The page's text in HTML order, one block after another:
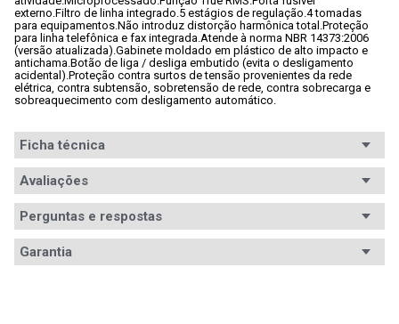
externo.Filtro de linha integrado.5 estágios de regulação.4 tomadas
para equipamentos.Não introduz distorção harmônica total.Proteção
para linha telefônica e fax integrada.Atende à norma NBR 14373:2006
(versão atualizada).Gabinete moldado em plástico de alto impacto e
antichama.Botão de liga / desliga embutido (evita o desligamento
acidental).Proteção contra surtos de tensão provenientes da rede
elétrica, contra subtensão, sobretensão de rede, contra sobrecarga e
sobreaquecimento com desligamento automático.
Ficha técnica
Avaliações
Avaliações
Perguntas e respostas
Garantia